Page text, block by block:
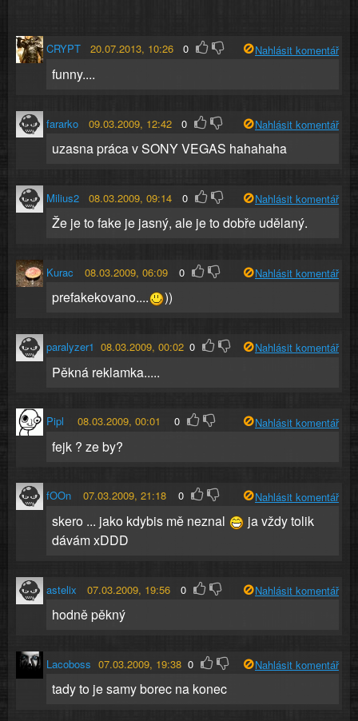
CRYPT 20.07.2013, 10:26 0 Nahlásit komentář
funny....
fararko 09.03.2009, 12:42 0 Nahlásit komentář
uzasna práca v SONY VEGAS hahahaha
Milius2 08.03.2009, 09:14 0 Nahlásit komentář
Že je to fake je jasný, ale je to dobře udělaný.
Kurac 08.03.2009, 06:09 0 Nahlásit komentář
prefakekovano.... ))
paralyzer1 08.03.2009, 00:02 0 Nahlásit komentář
Pěkná reklamka.....
Pipl 08.03.2009, 00:01 0 Nahlásit komentář
fejk ? ze by?
fOOn 07.03.2009, 21:18 0 Nahlásit komentář
skero ... jako kdybis mě neznal
ja vždy tolik
dávám xDDD
astelix 07.03.2009, 19:56 0 Nahlásit komentář
hodně pěkný
Lacoboss 07.03.2009, 19:38 0 Nahlásit komentář
tady to je samy borec na konec